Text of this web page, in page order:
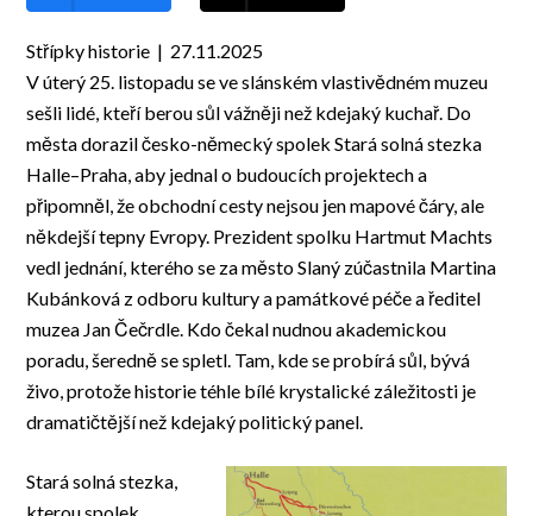
Střípky historie | 27.11.2025
V úterý 25. listopadu se ve slánském vlastivědném muzeu
sešli lidé, kteří berou sůl vážněji než kdejaký kuchař. Do
města dorazil česko-německý spolek Stará solná stezka
Halle–Praha, aby jednal o budoucích projektech a
připomněl, že obchodní cesty nejsou jen mapové čáry, ale
někdejší tepny Evropy. Prezident spolku Hartmut Machts
vedl jednání, kterého se za město Slaný zúčastnila Martina
Kubánková z odboru kultury a památkové péče a ředitel
muzea Jan Čečrdle. Kdo čekal nudnou akademickou
poradu, šeredně se spletl. Tam, kde se probírá sůl, bývá
živo, protože historie téhle bílé krystalické záležitosti je
dramatičtější než kdejaký politický panel.
Stará solná stezka,